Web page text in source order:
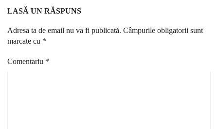
LASĂ UN RĂSPUNS
Adresa ta de email nu va fi publicată. Câmpurile obligatorii sunt
marcate cu *
Comentariu *